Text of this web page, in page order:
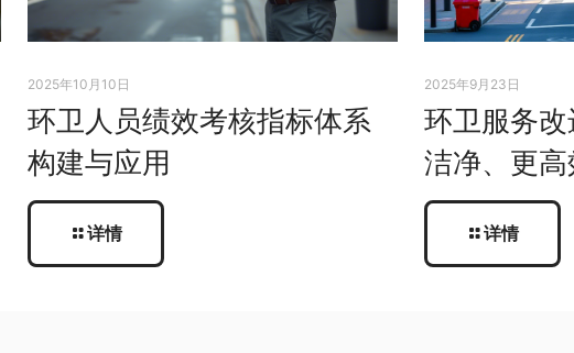
2025年10月10日
环卫人员绩效考核指标体系
构建与应用
详情
2025年9月23日
环卫服务
洁净、更
详情